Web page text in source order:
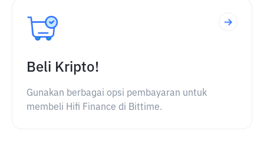
Beli Kripto!
Gunakan berbagai opsi pembayaran untuk
membeli Hifi Finance di Bittime.